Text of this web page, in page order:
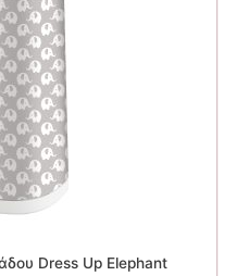
Dress Up Elephant